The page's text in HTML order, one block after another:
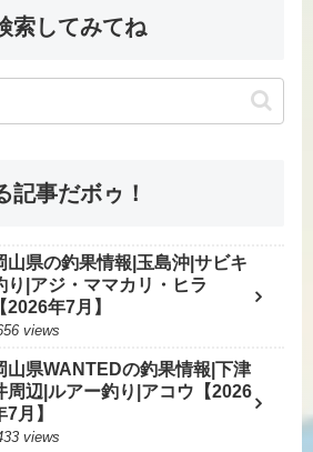
索してみてね
記事だボゥ！
山県の釣果情報|玉島沖|サビキ
り|アジ・ママカリ・ヒラ
【2026年7月】
views
山県WANTEDの釣果情報|下津
周辺|ルアー釣り|アコウ【2026
7月】
views